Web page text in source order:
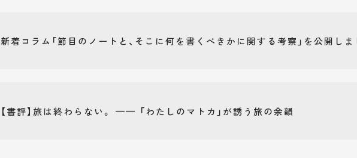
新着コラム「節目のノートと、そこに何を書くべきかに関する考察」を公開しま
【書評】旅は終わらない。 —— 「わたしのマトカ」が誘う旅の余韻